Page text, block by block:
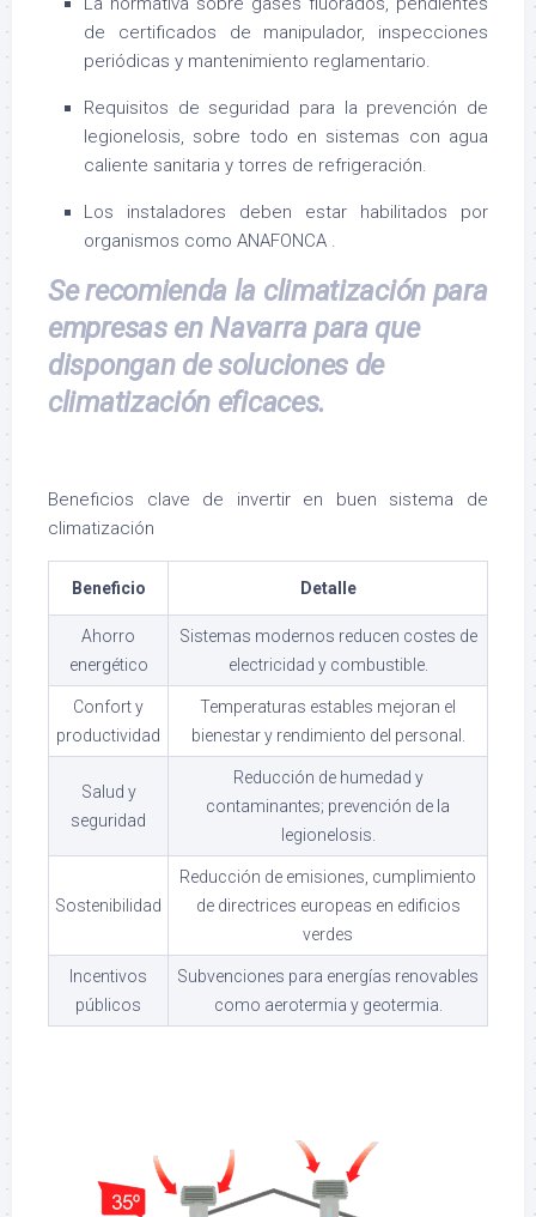
de certificados de manipulador, inspecciones
periódicas y mantenimiento reglamentario.
Requisitos de seguridad para la prevención de
legionelosis, sobre todo en sistemas con agua
caliente sanitaria y torres de refrigeración.
Los instaladores deben estar habilitados por
organismos como ANAFONCA .
Se recomienda la climatización para
empresas en Navarra para que
dispongan de soluciones de
climatización eficaces.
Beneficios clave de invertir en buen sistema de
climatización
Beneficio Detalle
Ahorro
energético
Sistemas modernos reducen costes de
electricidad y combustible.
Confort y
productividad
Temperaturas estables mejoran el
bienestar y rendimiento del personal.
Salud y
seguridad
Reducción de humedad y
contaminantes; prevención de la
legionelosis.
Sostenibilidad
Reducción de emisiones, cumplimiento
de directrices europeas en edificios
verdes
Incentivos
públicos
Subvenciones para energías renovables
como aerotermia y geotermia.